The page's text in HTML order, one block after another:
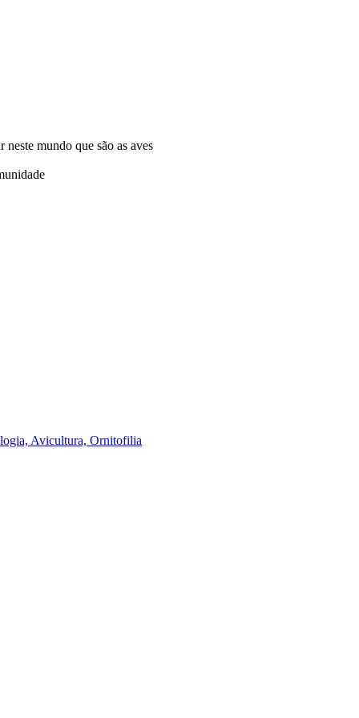
mundo que são as aves
Avicultura, Ornitofilia